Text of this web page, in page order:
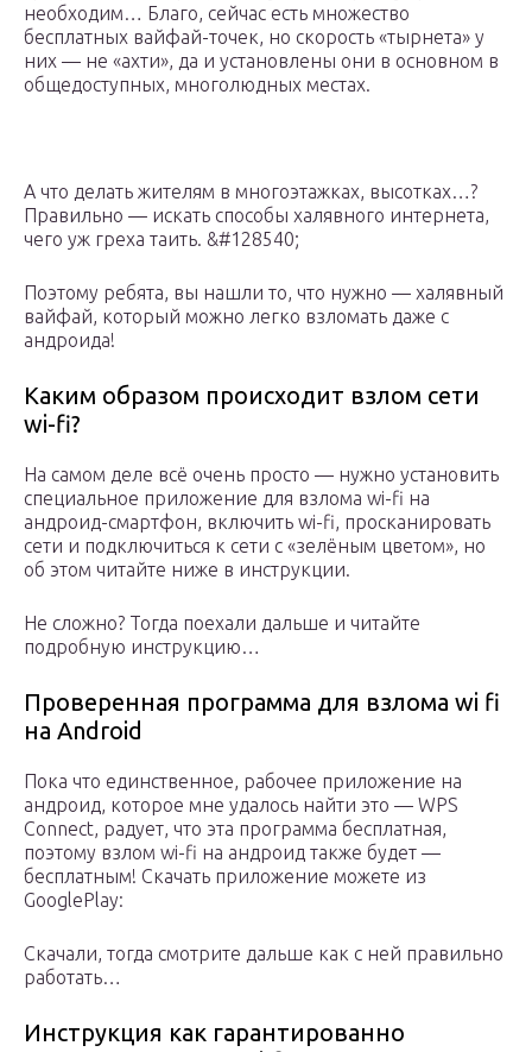
необходим… Благо, сейчас есть множество
бесплатных вайфай-точек, но скорость «тырнета» у
них — не «ахти», да и установлены они в основном в
общедоступных, многолюдных местах.
А что делать жителям в многоэтажках, высотках…?
Правильно — искать способы халявного интернета,
чего уж греха таить. &#128540;
Поэтому ребята, вы нашли то, что нужно — халявный
вайфай, который можно легко взломать даже с
андроида!
Каким образом происходит взлом сети
wi-fi?
На самом деле всё очень просто — нужно установить
специальное приложение для взлома wi-fi на
андроид-смартфон, включить wi-fi, просканировать
сети и подключиться к сети с «зелёным цветом», но
об этом читайте ниже в инструкции.
Не сложно? Тогда поехали дальше и читайте
подробную инструкцию…
Проверенная программа для взлома wi fi
на Android
Пока что единственное, рабочее приложение на
андроид, которое мне удалось найти это — WPS
Connect, радует, что эта программа бесплатная,
поэтому взлом wi-fi на андроид также будет —
бесплатным! Скачать приложение можете из
GooglePlay:
Скачали, тогда смотрите дальше как с ней правильно
работать…
Инструкция как гарантированно